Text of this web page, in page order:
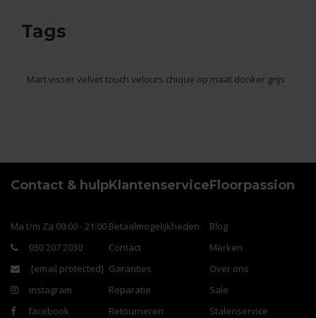
Tags
Mart visser velvet touch velours chique op maat donker grijs
Contact & hulp
Ma t/m Za 09:00 - 21:00
030 207 2030
[email protected]
instagram
facebook
Klantenservice
Betaalmogelijkheden
Contact
Garanties
Reparatie
Retourneren
Floorpassion
Blog
Merken
Over ons
Sale
Stalenservice